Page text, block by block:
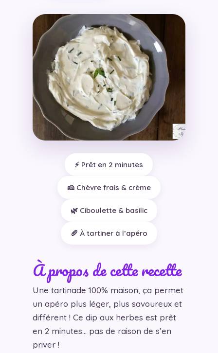
⚡ Prêt en 2 minutes
🧀 Chèvre frais & crème
🌿 Ciboulette & basilic
🥖 À tartiner à l’apéro
À propos de cette recette
Une tartinade 100% maison, ça permet
un apéro plus léger, plus savoureux et
différent ! Ce dip aux herbes est prêt
en 2 minutes… pas de raison de s’en
priver !